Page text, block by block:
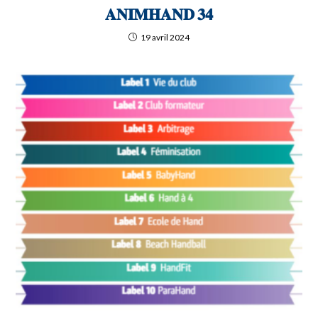
𝐀𝐍𝐈𝐌𝐇𝐀𝐍𝐃 𝟑𝟒
19 avril 2024